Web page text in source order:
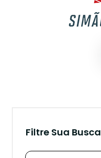
Filtre Sua Busca